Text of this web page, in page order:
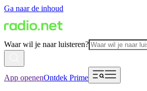
Ga naar de inhoud
Waar wil je naar luisteren?
App openenOntdek Prime